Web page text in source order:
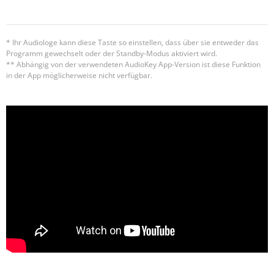
* Ihr Audiologe kann diese Taste so einstellen, dass über sie entweder das
Programm gewechselt oder der Standby-Modus aktiviert wird.
** Abhängig von der verwendeten AudioKey App-Version ist diese Funktion
in der App möglicherweise nicht verfügbar.